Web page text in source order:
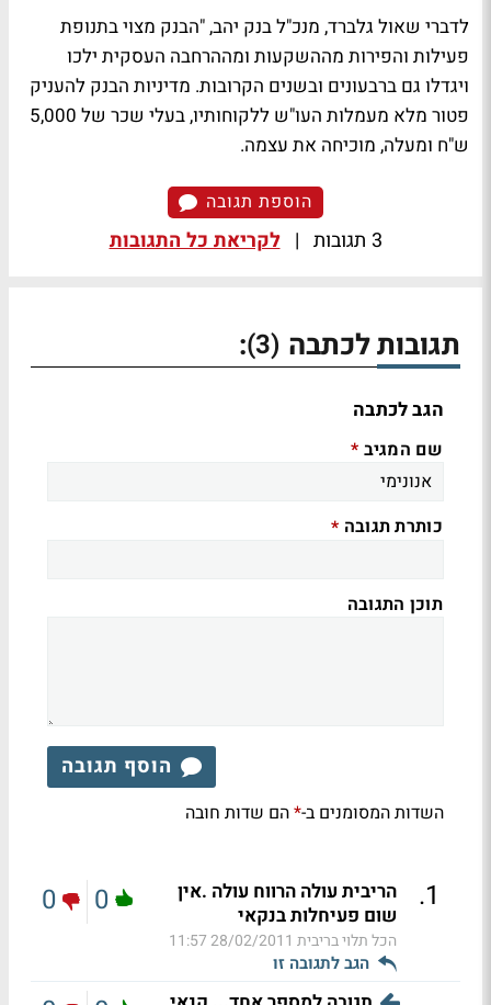
לדברי שאול גלברד, מנכ"ל בנק יהב, "הבנק מצוי בתנופת
פעילות והפירות מההשקעות ומההרחבה העסקית ילכו
ויגדלו גם ברבעונים ובשנים הקרובות. מדיניות הבנק להעניק
פטור מלא מעמלות העו"ש ללקוחותיו, בעלי שכר של 5,000
ש"ח ומעלה, מוכיחה את עצמה.
הוספת תגובה
3 תגובות | לקריאת כל התגובות
תגובות לכתבה (3)
:
הגב לכתבה
שם המגיב *
כותרת תגובה *
תוכן התגובה
הוסף תגובה
השדות המסומנים ב-*הם שדות חובה
1
.
הריבית עולה הרווח עולה .אין
שום פעיחלות בנקאי
הכל תלוי בריבית 28/02/2011 11:57
הגב לתגובה זו
0
0